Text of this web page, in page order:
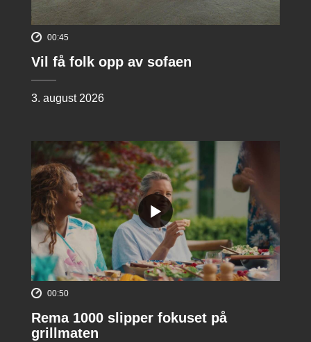
00:45
Vil få folk opp av sofaen
3. august 2026
00:50
Rema 1000 slipper fokuset på
grillmaten